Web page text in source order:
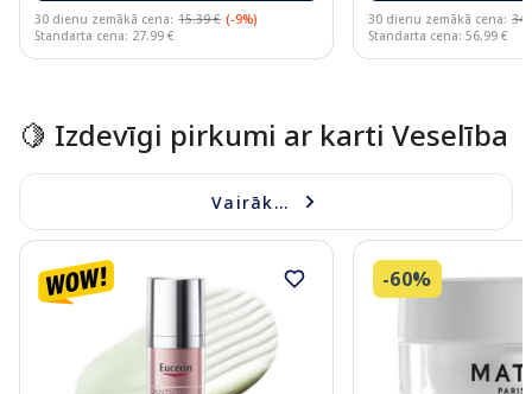
30 dienu zemākā cena: 15.39 € (-9%)
Standarta cena: 27.99 €
30 dienu zemākā cena:
Standarta cena: 56.99 €
🍋 Izdevīgi pirkumi ar karti Veselība
Vairāk...
-60%